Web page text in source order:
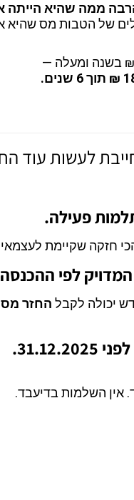
ממה שהיא הייתה
של הטבות מס שהיא
לעשות עוד
פעילה.
חזקה שקיימת
לפי
החזר מס של
אין השלמות בדיעבד.